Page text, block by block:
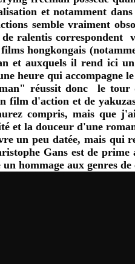
et notamment
semble vraiment
de ralentis
hongkongais
et auxquels il rend ici
heure qui accompagne
réussit donc le
film d'action et de
compris, mais que
et la douceur d'une
un peu datée, mais qui
Gans est de
hommage aux genres